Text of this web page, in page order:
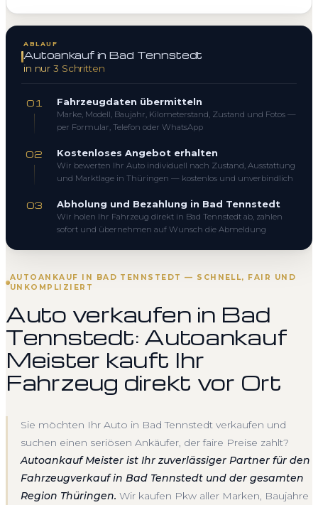
AUTOANKAUF IN BAD TENNSTEDT — SCHNELL, FAIR UND
UNKOMPLIZIERT
Auto verkaufen in Bad
Tennstedt: Autoankauf
Meister kauft Ihr
Fahrzeug direkt vor Ort
Sie möchten Ihr Auto in Bad Tennstedt verkaufen und
suchen einen seriösen Ankäufer, der faire Preise zahlt?
Autoankauf Meister ist Ihr zuverlässiger Partner für den
Fahrzeugverkauf in Bad Tennstedt und der gesamten
Region Thüringen. Wir kaufen Pkw aller Marken, Baujahre
ABLAUF
Autoankauf in Bad Tennstedt
in nur 3 Schritten
01 Fahrzeugdaten übermitteln
Marke, Modell, Baujahr, Kilometerstand, Zustand und Fotos —
per Formular, Telefon oder WhatsApp
02 Kostenloses Angebot erhalten
Wir bewerten Ihr Auto individuell nach Zustand, Ausstattung
und Marktlage in Thüringen — kostenlos und unverbindlich
03 Abholung und Bezahlung in Bad Tennstedt
Wir holen Ihr Fahrzeug direkt in Bad Tennstedt ab, zahlen
sofort und übernehmen auf Wunsch die Abmeldung